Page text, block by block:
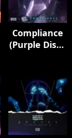
Compliance
(Purple Disco